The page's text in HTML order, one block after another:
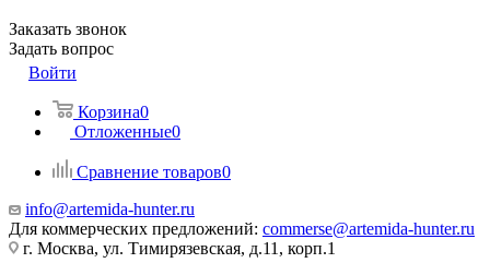
Заказать звонок
Задать вопрос
Войти
Корзина0
Отложенные0
Сравнение товаров0
info@artemida-hunter.ru
Для коммерческих предложений: commerse@artemida-hunter.ru
г. Москва, ул. Тимирязевская, д.11, корп.1